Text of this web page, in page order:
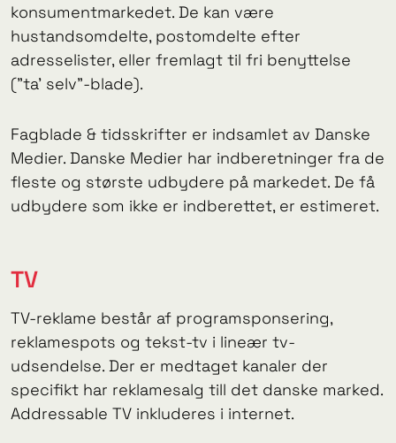
konsumentmarkedet. De kan være
hustandsomdelte, postomdelte efter
adresselister, eller fremlagt til fri benyttelse
(”ta’ selv”-blade).
Fagblade & tidsskrifter er indsamlet av Danske
Medier. Danske Medier har indberetninger fra de
fleste og største udbydere på markedet. De få
udbydere som ikke er indberettet, er estimeret.
TV
TV-reklame består af programsponsering,
reklamespots og tekst-tv i lineær tv-
udsendelse. Der er medtaget kanaler der
specifikt har reklamesalg till det danske marked.
Addressable TV inkluderes i internet.